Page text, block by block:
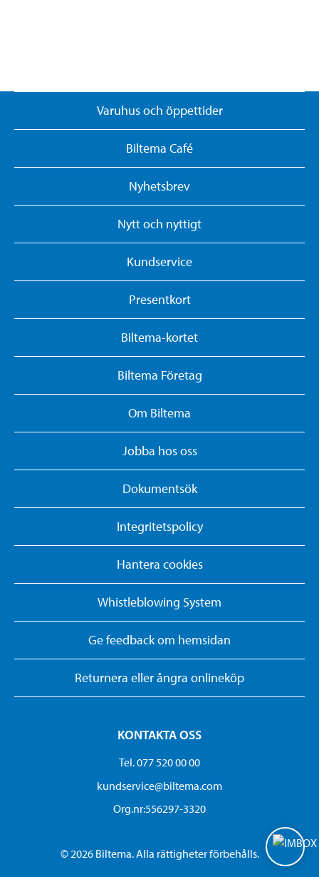
Varuhus och öppettider
Biltema Café
Nyhetsbrev
Nytt och nyttigt
Kundservice
Presentkort
Biltema-kortet
Biltema Företag
Om Biltema
Jobba hos oss
Dokumentsök
Integritetspolicy
Hantera cookies
Whistleblowing System
Ge feedback om hemsidan
Returnera eller ångra onlineköp
KONTAKTA OSS
Tel. 077 520 00 00
kundservice@biltema.com
Org.nr:556297-3320
© 2026 Biltema. Alla rättigheter förbehålls.